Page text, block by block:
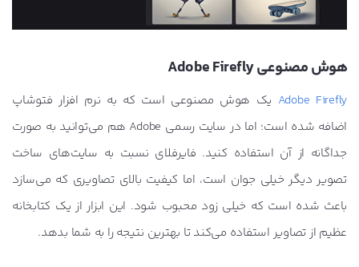
هوش مصنوعی Adobe Firefly
Adobe Firefly یک هوش مصنوعی است که به نرم افزار فتوشاپ
اضافه شده است؛ اما در سایت رسمی Adobe هم می‌توانید به صورت
جداگانه از آن استفاده کنید. فایرفلای نسبت به سایت‌های ساخت
تصویر دیگر خیلی جوان است، اما کیفیت بالای تصاویری که می‌سازد
باعث شده است که خیلی زود محبوب شود. این ابزار از یک کتابخانه
عظیم از تصاویر استفاده می‌کند تا بهترین نتیجه را به شما بدهد.